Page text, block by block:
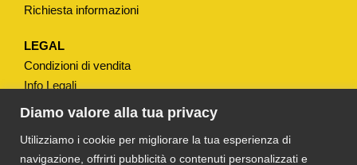
Diamo valore alla tua privacy
Utilizziamo i cookie per migliorare la tua esperienza di
navigazione, offrirti pubblicità o contenuti personalizzati e
àRichiesta informazioni
LEGAL
Condizioni di vendita
Info Legali
Note Legali